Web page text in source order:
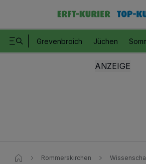
Grevenbroich Jüchen
Rommerskirchen